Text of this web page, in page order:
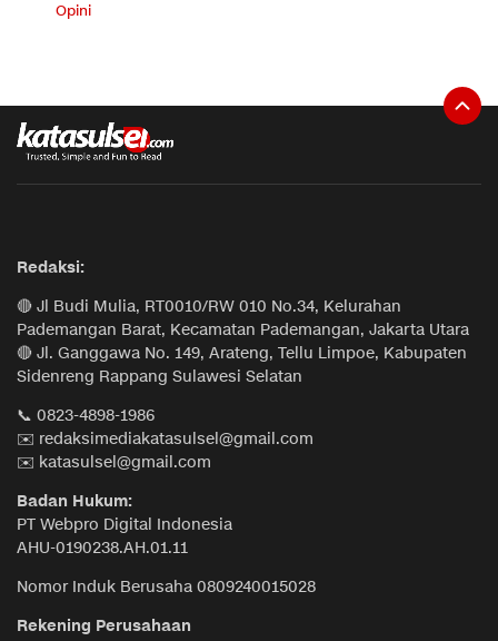
Opini
Redaksi:
🔴 Jl Budi Mulia, RT0010/RW 010 No.34, Kelurahan
Pademangan Barat, Kecamatan Pademangan, Jakarta Utara
🔴 Jl. Ganggawa No. 149, Arateng, Tellu Limpoe, Kabupaten
Sidenreng Rappang Sulawesi Selatan
📞 0823-4898-1986
✉️ redaksimediakatasulsel@gmail.com
✉️ katasulsel@gmail.com
Badan Hukum:
PT Webpro Digital Indonesia
AHU-0190238.AH.01.11
Nomor Induk Berusaha 0809240015028
Rekening Perusahaan